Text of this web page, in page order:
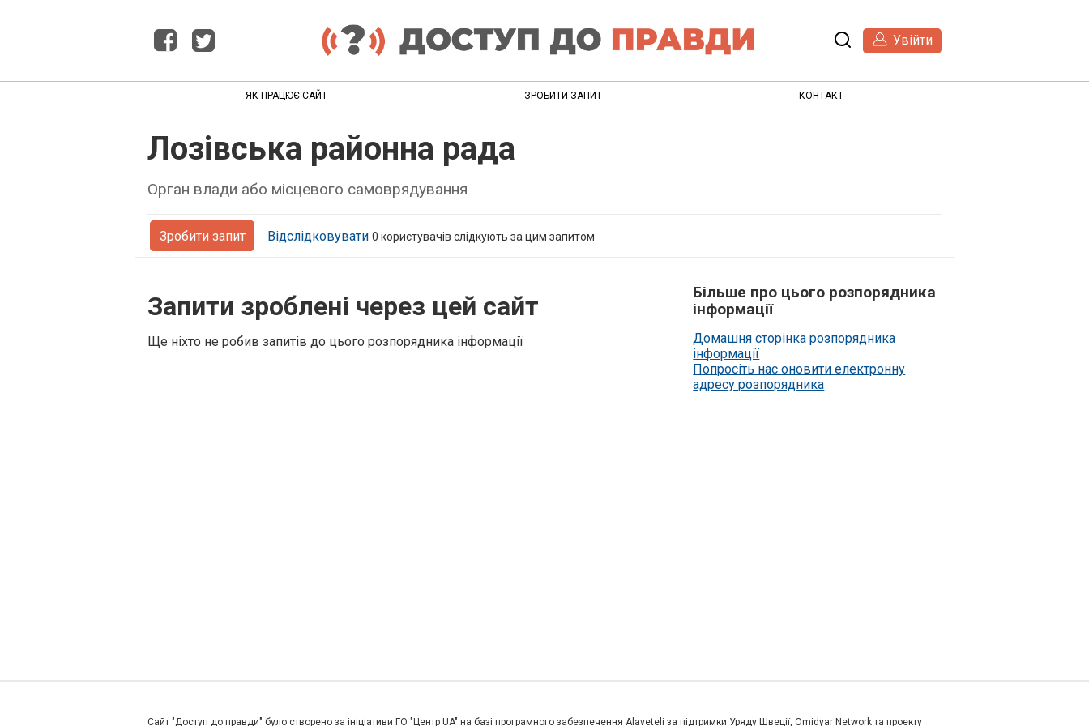
Увійти
ЯК ПРАЦЮЄ САЙТ ЗРОБИТИ ЗАПИТ КОНТАКТ
Лозівська районна рада
Орган влади або місцевого самоврядування
Зробити запит Відслідковувати 0 користувачів слідкують за цим запитом
Запити зроблені через цей сайт
Ще ніхто не робив запитів до цього розпорядника інформації
Більше про цього розпорядника
інформації
Домашня сторінка розпорядника
інформації
Попросіть нас оновити електронну
адресу розпорядника
Сайт "Доступ до правди" було створено за ініціативи ГО "Центр UA" на базі програмного забезпечення Alaveteli за підтримки Уряду Швеції, Omidyar Network та проекту